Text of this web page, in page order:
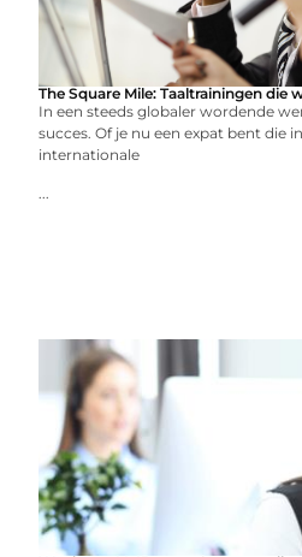
The Square Mile: Taaltrainingen die
In een steeds globaler wordende
succes. Of je nu een expat bent die
internationale
...